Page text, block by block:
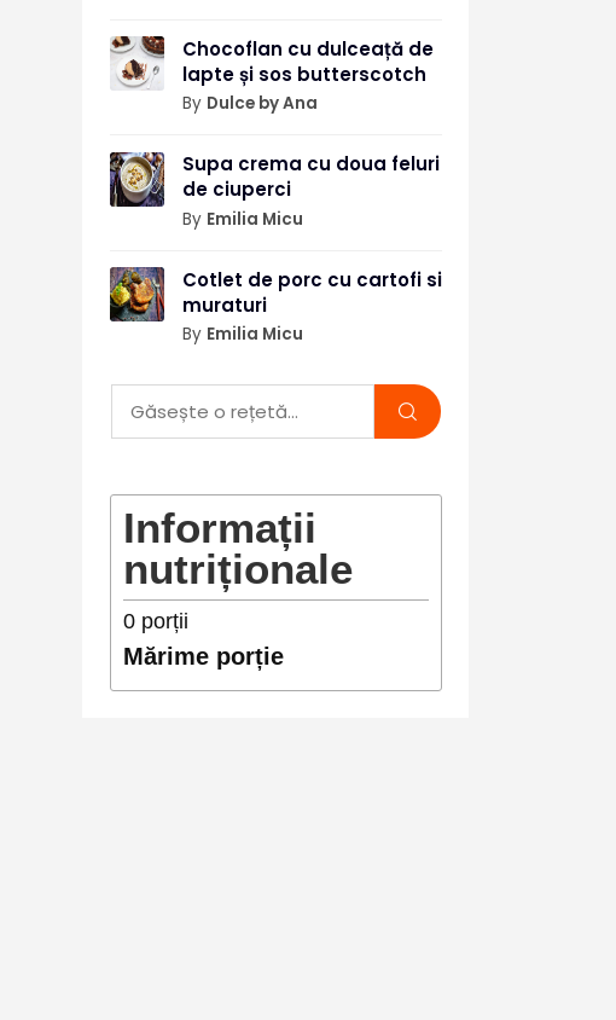
Chocoflan cu dulceață de
lapte și sos butterscotch
By Dulce by Ana
Supa crema cu doua feluri
de ciuperci
By Emilia Micu
Cotlet de porc cu cartofi si
muraturi
By Emilia Micu
Informații
nutriționale
0porții
Mărime porție